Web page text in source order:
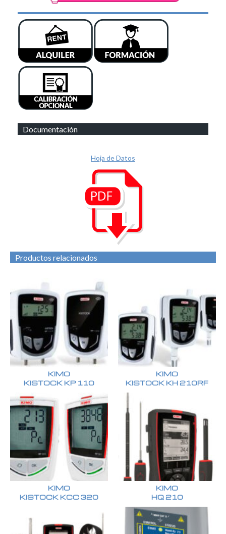
Documentación
Hoja de Datos
Productos relacionados
KIMO
KISTOCK KP 110
KIMO
KISTOCK KH 210RF
KIMO
KISTOCK KCC 320
KIMO
HQ 210